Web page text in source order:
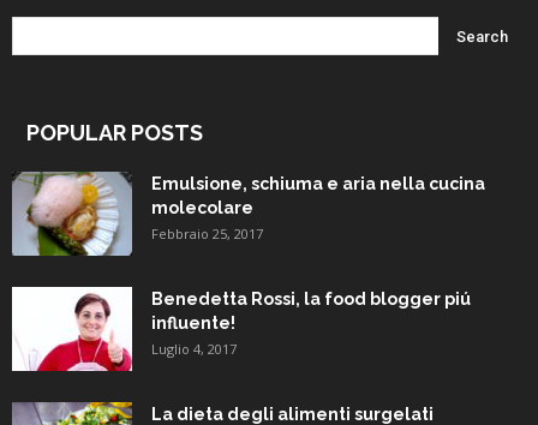
POPULAR POSTS
Emulsione, schiuma e aria nella cucina
molecolare
Febbraio 25, 2017
Benedetta Rossi, la food blogger piú
influente!
Luglio 4, 2017
La dieta degli alimenti surgelati